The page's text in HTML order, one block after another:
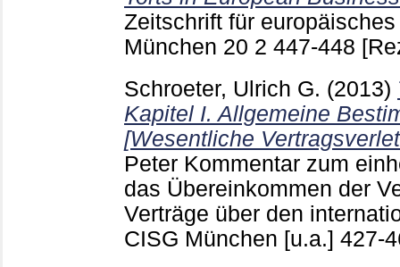
Zeitschrift für
München 20 2 447-448
Schroeter, Ulrich G. (2013)
Kapitel I. Allgemeine
[Wesentliche
Peter Kommentar zum
das Übereinkommen der
Verträge über den
CISG München [u.a.] 427-